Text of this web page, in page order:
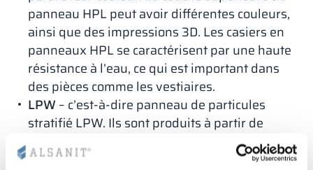
panneau HPL peut avoir différentes couleurs,
ainsi que des impressions 3D. Les casiers en
panneaux HPL se caractérisent par une haute
résistance à l’eau, ce qui est important dans
des pièces comme les vestiaires.
LPW – c’est-à-dire panneau de particules
stratifié LPW. Ils sont produits à partir de
copeaux de bois, qui sont pressés à haute
température et sous pression avec des agents